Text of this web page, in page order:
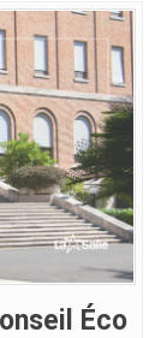
Éco